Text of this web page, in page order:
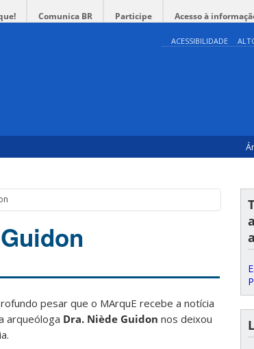
Comunica BR Participe Acesso à
ACESSIBILIDADE
pesar que o MArquE recebe a notícia
arqueóloga Dra. Niède Guidon nos deixou